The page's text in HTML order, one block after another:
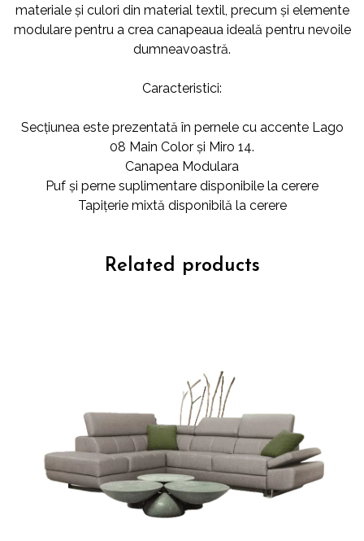
materiale și culori din material textil, precum și elemente
modulare pentru a crea canapeaua ideală pentru nevoile
dumneavoastră.
Caracteristici:
Secțiunea este prezentată în pernele cu accente Lago
08 Main Color și Miro 14.
Canapea Modulara
Puf și perne suplimentare disponibile la cerere
Tapițerie mixtă disponibilă la cerere
Related products